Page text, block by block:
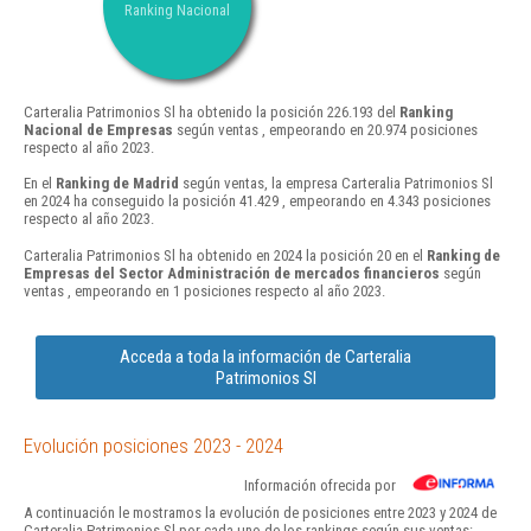
Ranking Nacional
Carteralia Patrimonios Sl ha obtenido la posición 226.193 del Ranking
Nacional de Empresas según ventas , empeorando en 20.974 posiciones
respecto al año 2023.
En el Ranking de Madrid según ventas, la empresa Carteralia Patrimonios Sl
en 2024 ha conseguido la posición 41.429 , empeorando en 4.343 posiciones
respecto al año 2023.
Carteralia Patrimonios Sl ha obtenido en 2024 la posición 20 en el Ranking de
Empresas del Sector Administración de mercados financieros según
ventas , empeorando en 1 posiciones respecto al año 2023.
Acceda a toda la información de Carteralia
Patrimonios Sl
Evolución posiciones 2023 - 2024
Información ofrecida por
A continuación le mostramos la evolución de posiciones entre 2023 y 2024 de